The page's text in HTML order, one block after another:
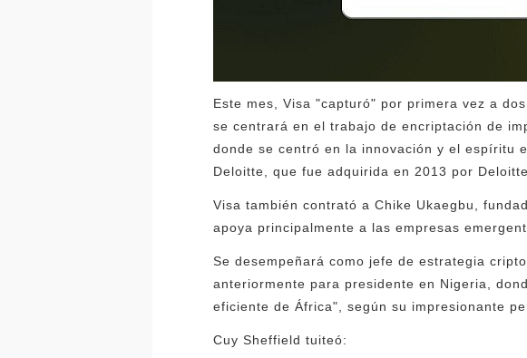
Este mes, Visa "capturó" por primera vez a
se centrará en el trabajo de encriptación de
donde se centró en la innovación y el espíritu
Deloitte, que fue adquirida en 2013 por
Visa también contrató a Chike Ukaegbu,
apoya principalmente a las empresas
Se desempeñará como jefe de estrategia
anteriormente para presidente en Nigeria,
eficiente de África", según su impresionante
Cuy Sheffield tuiteó: